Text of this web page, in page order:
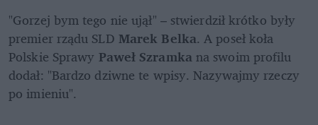
"Gorzej bym tego nie ujął" – stwierdził krótko były
premier rządu SLD Marek Belka. A poseł koła
Polskie Sprawy Paweł Szramka na swoim profilu
dodał: "Bardzo dziwne te wpisy. Nazywajmy rzeczy
po imieniu".